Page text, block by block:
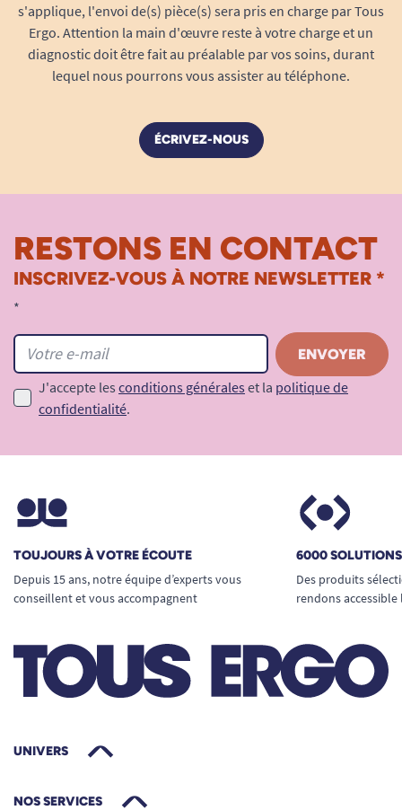
s'applique, l'envoi de(s) pièce(s) sera pris en charge par Tous
Ergo. Attention la main d'œuvre reste à votre charge et un
diagnostic doit être fait au préalable par vos soins, durant
lequel nous pourrons vous assister au téléphone.
ÉCRIVEZ-NOUS
RESTONS EN CONTACT
INSCRIVEZ-VOUS À NOTRE NEWSLETTER *
*
J'accepte les conditions générales et la politique de
confidentialité.
TOUJOURS À VOTRE ÉCOUTE
Depuis 15 ans, notre équipe d’experts vous
conseillent et vous accompagnent
6000
Des produits
rendons
UNIVERS
NOS SERVICES